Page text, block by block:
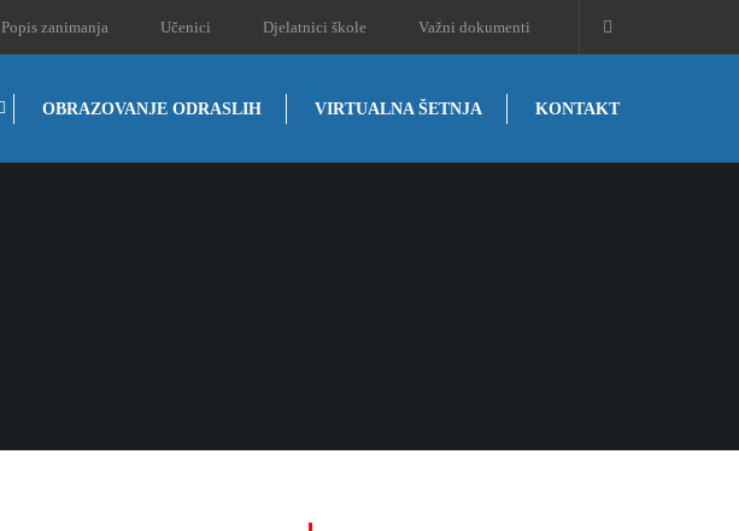
Popis zanimanja Učenici Djelatnici škole Važni dokumenti
OBRAZOVANJE ODRASLIH VIRTUALNA ŠETNJA KONTAKT